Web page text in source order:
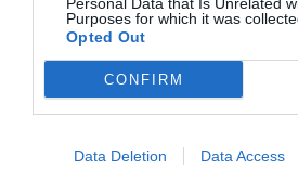
Purposes for which it was
Opted Out
CONFIRM
Data Deletion Data Access